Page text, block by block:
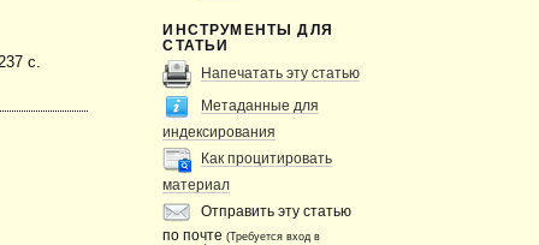
ИНСТРУМЕНТЫ ДЛЯ
СТАТЬИ
Напечатать эту статью
Метаданные для
индексирования
Как процитировать
материал
Отправить эту статью
по почте(Требуется вход в
с.